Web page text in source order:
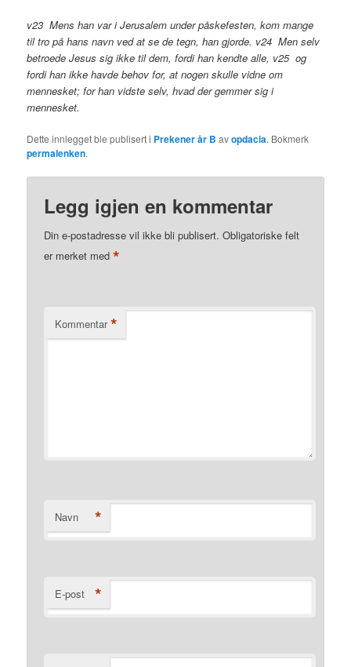
v23 Mens han var i Jerusalem under påskefesten, kom mange
til tro på hans navn ved at se de tegn, han gjorde. v24 Men selv
betroede Jesus sig ikke til dem, fordi han kendte alle, v25 og
fordi han ikke havde behov for, at nogen skulle vidne om
mennesket; for han vidste selv, hvad der gemmer sig i
mennesket.
Dette innlegget ble publisert i Prekener år B avopdacia. Bokmerk
permalenken.
Legg igjen en kommentar
Din e-postadresse vil ikke bli publisert. Obligatoriske felt
er merket med*
Kommentar *
Navn *
E-post *